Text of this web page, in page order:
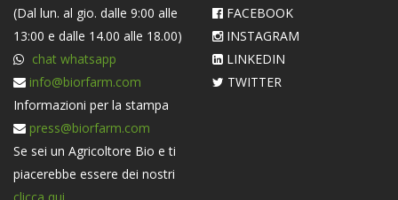
(Dal lun. al gio. dalle 9:00 alle
13:00 e dalle 14.00 alle 18.00)
chat whatsapp
info@biorfarm.com
Informazioni per la stampa
press@biorfarm.com
Se sei un Agricoltore Bio e ti
piacerebbe essere dei nostri
FACEBOOK
INSTAGRAM
LINKEDIN
TWITTER